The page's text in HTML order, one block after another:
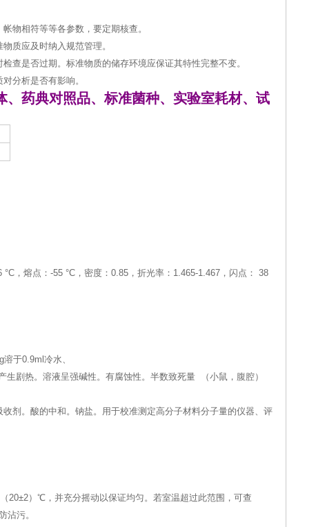
物相符等等各参数，要定期核查。
质应及时纳入规范管理。
查是否过期。标准物质的储存环境应保证其特性完整不变。
分析是否有影响。
药典对照品、标准菌种、实验室耗材、试
，熔点：-55 °C，密度：0.85，折光率：1.465-1.467，闪点： 38
于0.9ml冷水、
剧热。溶液呈强碱性。有腐蚀性。半数致死量 （小鼠，腹腔）
剂。酸的中和。钠盐。用于校准测定高分子材料分子量的仪器、评
20±2）℃，并充分摇动以保证均匀。若室温超过此范围，可查
沾污。